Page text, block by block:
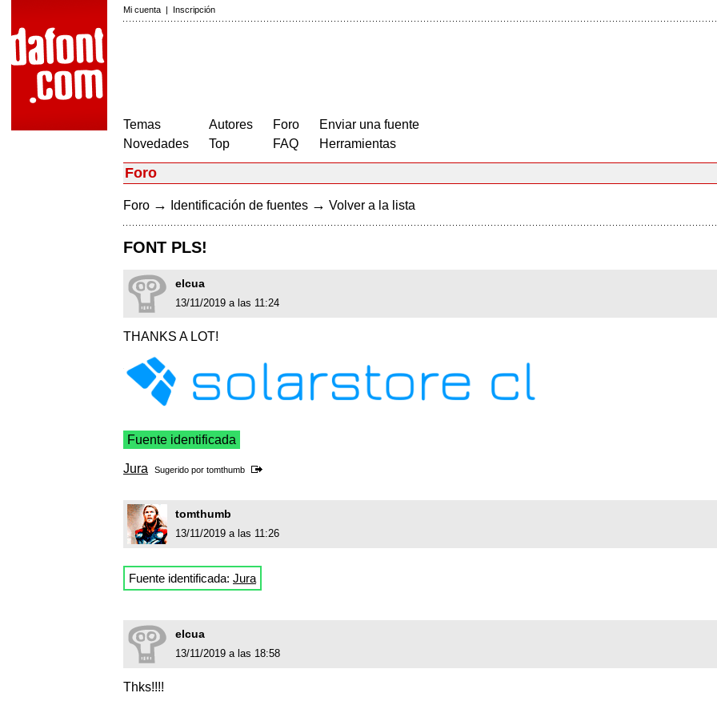
Mi cuenta | Inscripción
Temas
Novedades
Autores
Top
Foro
FAQ
Enviar una fuente
Herramientas
Foro
Foro → Identificación de fuentes → Volver a la lista
FONT PLS!
elcua
13/11/2019 a las 11:24
THANKS A LOT!
Fuente identificada
Jura Sugerido por tomthumb
tomthumb
13/11/2019 a las 11:26
Fuente identificada: Jura
elcua
13/11/2019 a las 18:58
Thks!!!!